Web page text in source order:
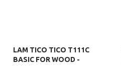
LAM TICO TICO T111C
BASIC FOR WOOD -